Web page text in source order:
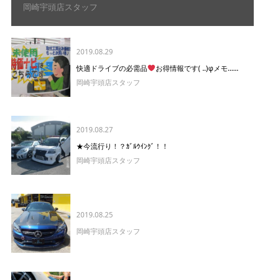
岡崎宇頭店スタッフ
2019.08.29
快適ドライブの必需品
お得情報です( ..)φメモ......
岡崎宇頭店スタッフ
2019.08.27
★今流行り！？ｶﾞﾙｳｲﾝｸﾞ！！
岡崎宇頭店スタッフ
2019.08.25
岡崎宇頭店スタッフ